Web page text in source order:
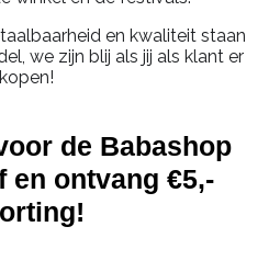
en kwaliteit staan
we zijn blij als jij als klant er
de Babashop
en ontvang €5,-